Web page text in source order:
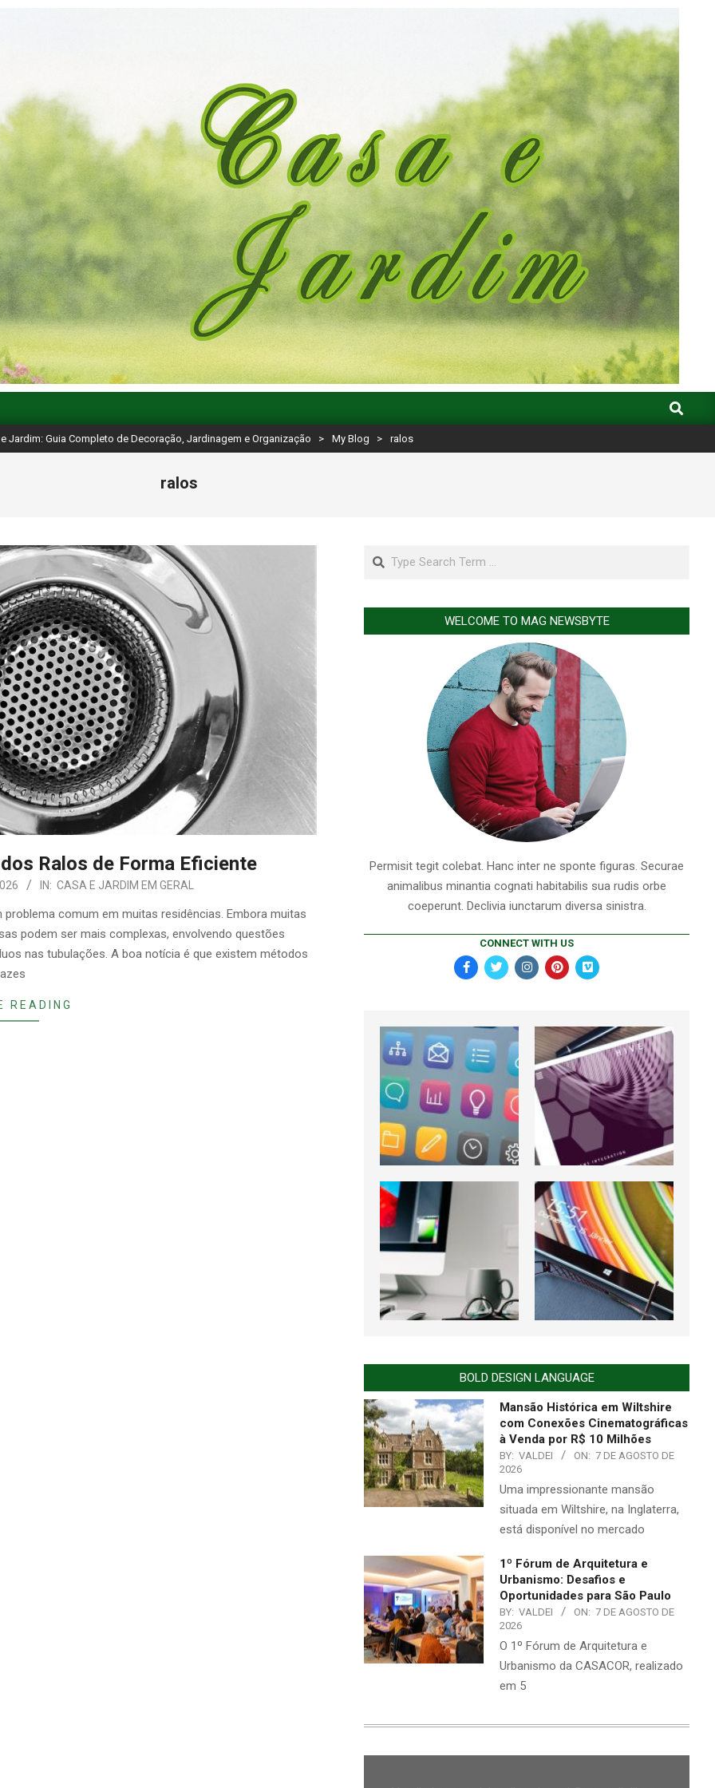
Search
Jardim: Guia Completo de Decoração, Jardinagem e Organização > My Blog > ralos
ralos
Ralos de Forma Eficiente
IN: CASA E JARDIM EM GERAL
comum em muitas residências. Embora muitas
podem ser mais complexas, envolvendo questões
nas tubulações. A boa notícia é que existem métodos
READING
Search
WELCOME TO MAG NEWSBYTE
Permisit tegit colebat. Hanc inter ne sponte figuras. Securae
animalibus minantia cognati habitabilis sua rudis orbe
coeperunt. Declivia iunctarum diversa sinistra.
CONNECT WITH US
BOLD DESIGN LANGUAGE
Mansão Histórica em Wiltshire
com Conexões Cinematográficas
à Venda por R$ 10 Milhões
BY: VALDEI ON: 7 DE AGOSTO DE
2026
Uma impressionante mansão
situada em Wiltshire, na Inglaterra,
está disponível no mercado
1º Fórum de Arquitetura e
Urbanismo: Desafios e
Oportunidades para São Paulo
BY: VALDEI ON: 7 DE AGOSTO DE
2026
O 1º Fórum de Arquitetura e
Urbanismo da CASACOR, realizado
em 5